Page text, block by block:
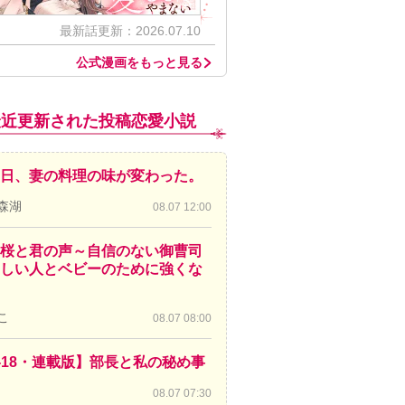
最新話更新：2026.07.10
公式漫画をもっと見る
更新された投稿恋愛小説
、妻の料理の味が変わった。
湖 08.07 12:00
と君の声～自信のない御曹司
い人とベビーのために強くな
08.07 08:00
・連載版】部長と私の秘め事
08.07 07:30